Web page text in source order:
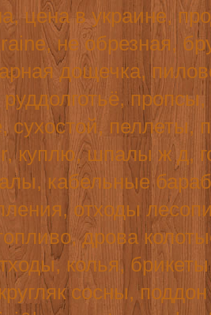
цена в украине,
, не обрезная,
дощечка,
сухостой, пеллеты,
куплю, шпалы ж д,
кабельные
отходы
дрова
колья,
сосны,